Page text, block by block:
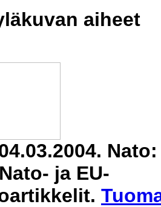
aiheet
ja EU-